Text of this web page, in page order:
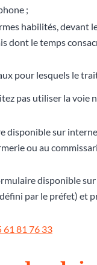
;
habilités, devant
dont le temps
pour lesquels le
pas utiliser la
disponible sur
ou au
disponible
par le préfet) et
61 81 76 33